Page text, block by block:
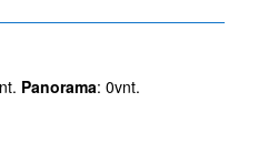
Panorama: 0vnt.